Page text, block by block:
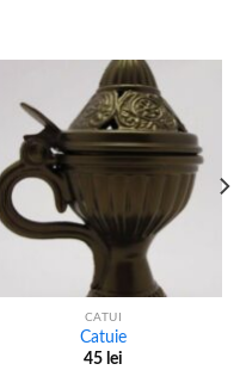
CATUI
Catuie
45 lei